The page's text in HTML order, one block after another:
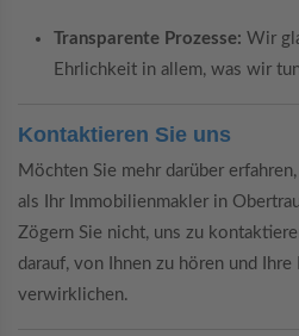
Transparente Prozesse: Wir
Ehrlichkeit in allem, was wir
Kontaktieren Sie uns
Möchten Sie mehr darüber
als Ihr Immobilienmakler in
Zögern Sie nicht, uns zu
darauf, von Ihnen zu hören und
verwirklichen.